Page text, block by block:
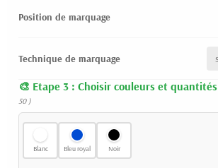
Position de marquage
Technique de marquage
Etape 3 : Choisir couleurs et quantités
50 )
Blanc Bleu royal Noir